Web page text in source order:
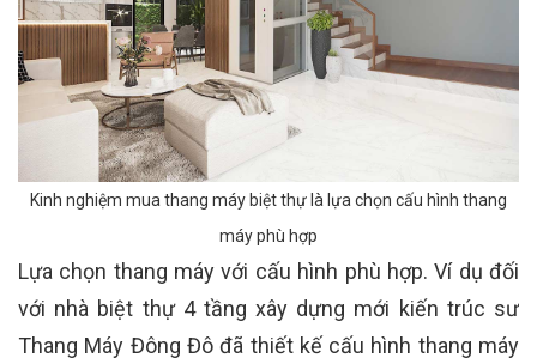
Kinh nghiệm mua thang máy biệt thự là lựa chọn cấu hình thang
máy phù hợp
Lựa chọn thang máy với cấu hình phù hợp. Ví dụ đối
với nhà biệt thự 4 tầng xây dựng mới kiến trúc sư
Thang Máy Đông Đô đã thiết kế cấu hình thang máy